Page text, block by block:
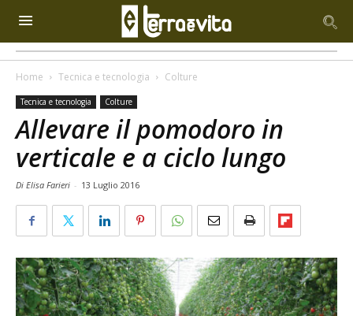
Home Tecnica e tecnologia Colture
Tecnica e tecnologia Colture
Allevare il pomodoro in
verticale e a ciclo lungo
Di Elisa Farieri - 13 Luglio 2016